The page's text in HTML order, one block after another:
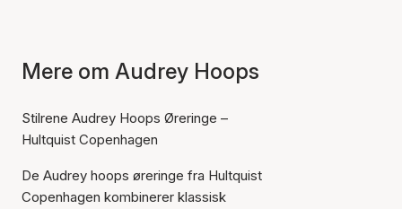
Mere om Audrey Hoops
Stilrene Audrey Hoops Øreringe –
Hultquist Copenhagen
De Audrey hoops øreringe fra Hultquist
Copenhagen kombinerer klassisk